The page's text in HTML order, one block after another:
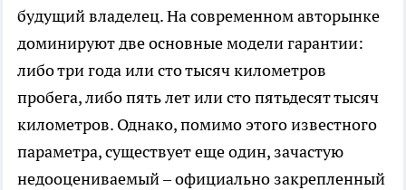
будущий владелец. На современном авторынке
доминируют две основные модели гарантии:
либо три года или сто тысяч километров
пробега, либо пять лет или сто пятьдесят тысяч
километров. Однако, помимо этого известного
параметра, существует еще один, зачастую
недооцениваемый – официально закрепленный